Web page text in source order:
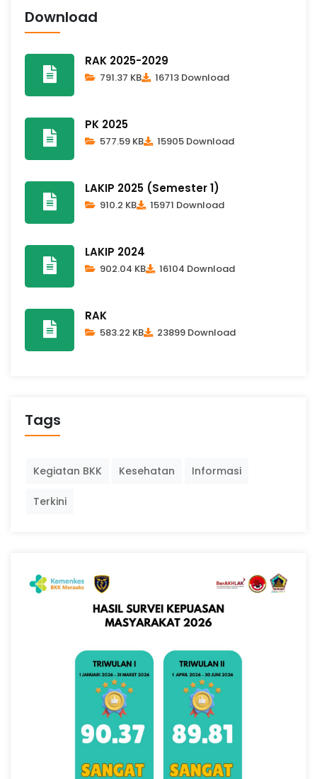
Download
RAK 2025-2029
791.37 KB 16713 Download
PK 2025
577.59 KB 15905 Download
LAKIP 2025 (Semester 1)
910.2 KB 15971 Download
LAKIP 2024
902.04 KB 16104 Download
RAK
583.22 KB 23899 Download
Tags
Kegiatan BKK Kesehatan Informasi
Terkini